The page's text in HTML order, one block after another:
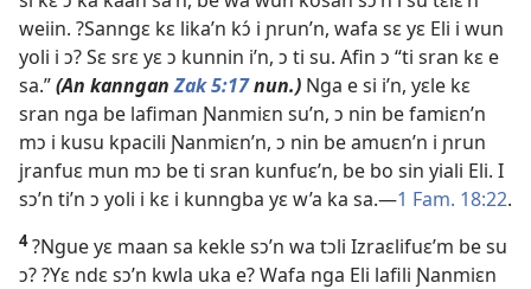
weiin. ?Sanngɛ kɛ lika’n kɔ́ i ɲrun’n, wafa sɛ yɛ Eli i wun
yoli i ɔ? Sɛ srɛ yɛ ɔ kunnin i’n, ɔ ti su. Afin ɔ “ti sran kɛ e
sa.”(An kanngan Zak 5:17nun.) Nga e si i’n, yɛle kɛ
sran nga be lafiman Ɲanmiɛn su’n, ɔ nin be famiɛn’n
mɔ i kusu kpacili Ɲanmiɛn’n, ɔ nin be amuɛn’n i ɲrun
jranfuɛ mun mɔ be ti sran kunfuɛ’n, be bo sin yiali Eli. I
sɔ’n ti’n ɔ yoli i kɛ i kunngba yɛ w’a ka sa.​—1 Fam. 18:22.
4?Ngue yɛ maan sa kekle sɔ’n wa tɔli Izraɛlifuɛ’m be su
ɔ? ?Yɛ ndɛ sɔ’n kwla uka e? Wafa nga Eli lafili Ɲanmiɛn